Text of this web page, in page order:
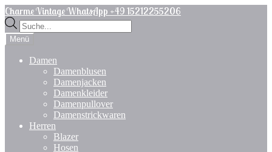
Zur
Navigation
springen
Zum
Inhalt
springen
Charme Vintage WhatsApp +49 15212255206
Products
search
Menü
Damen
Damenblusen
Damenjacken
Damenkleider
Damenpullover
Damenstrickwaren
Herren
Blazer
Hosen